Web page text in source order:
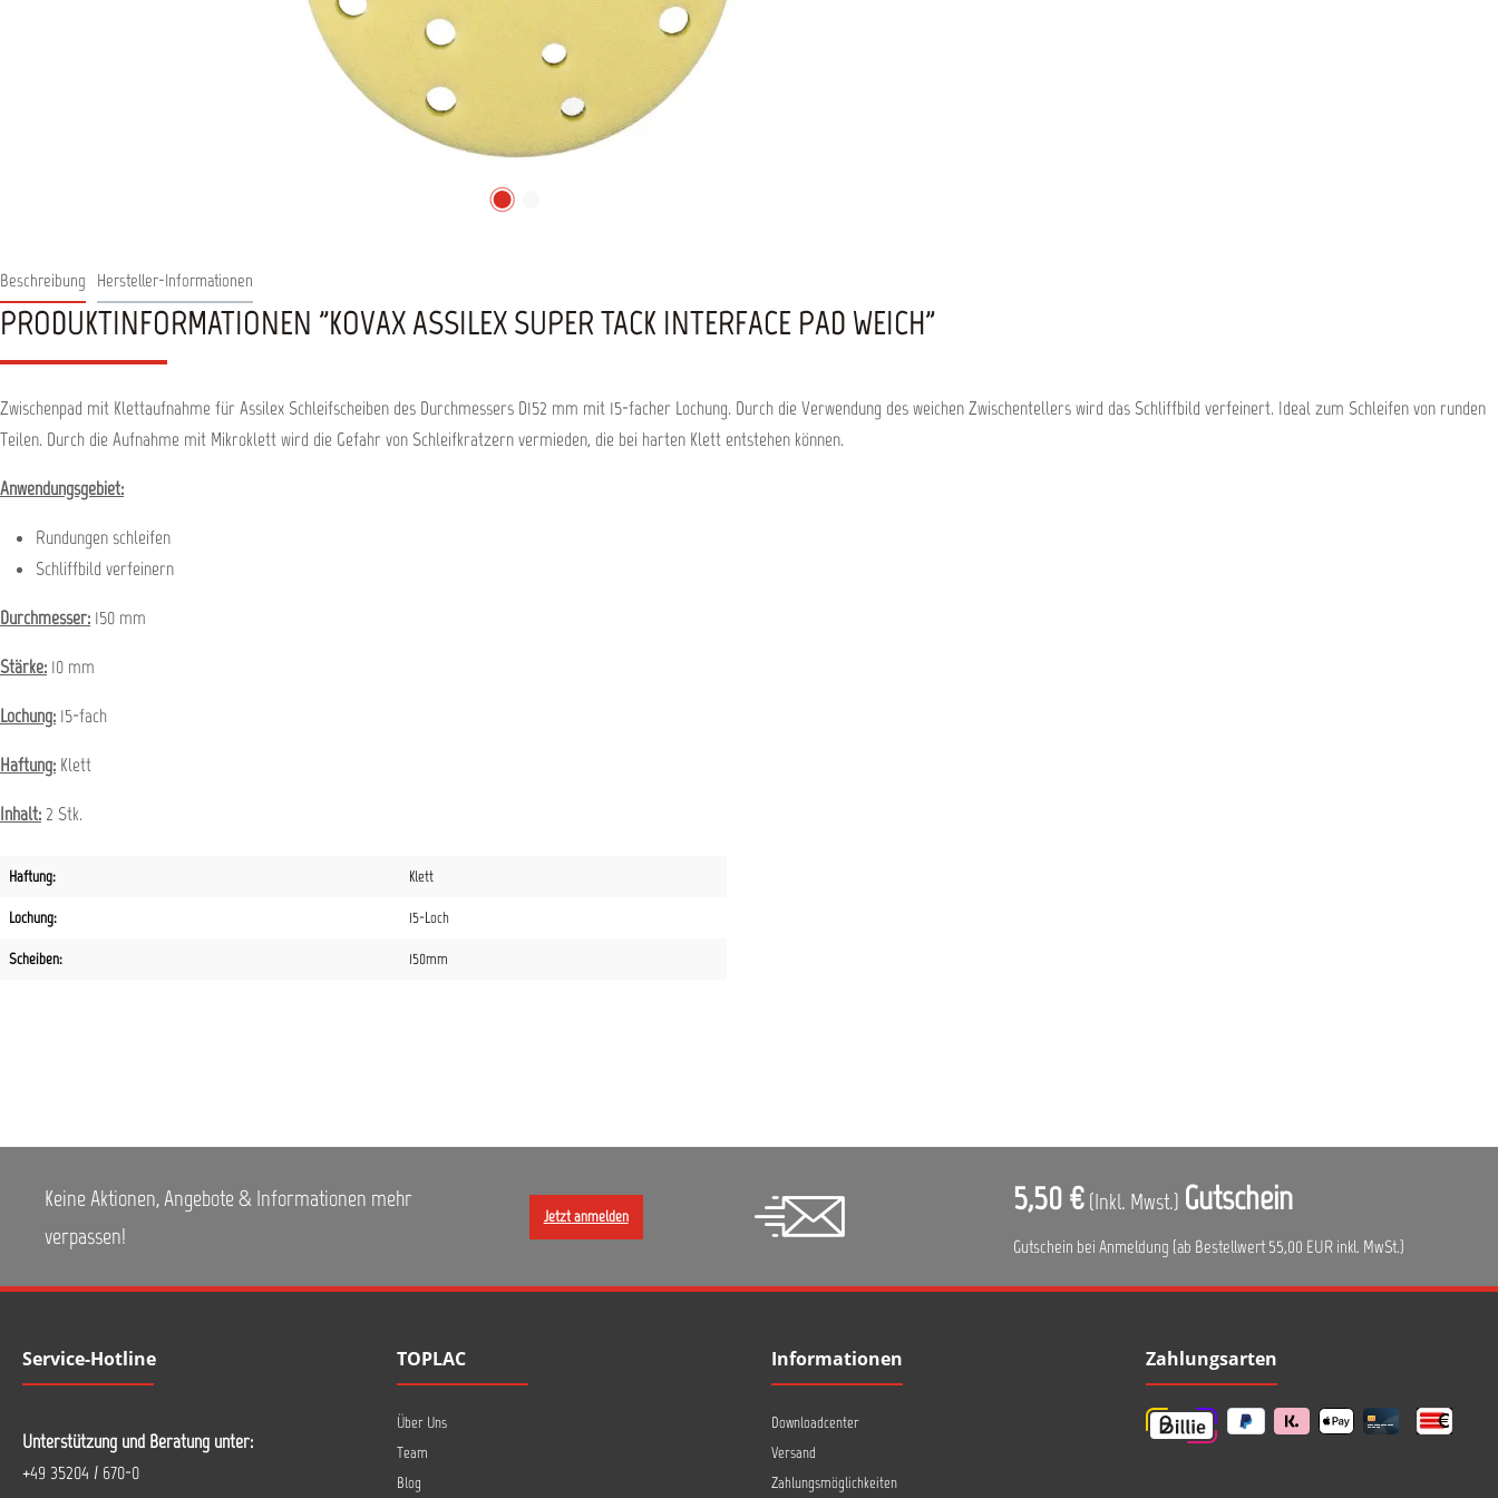
Beschreibung Hersteller-Informationen
PRODUKTINFORMATIONEN "KOVAX ASSILEX SUPER TACK INTERFACE PAD WEICH"
Zwischenpad mit Klettaufnahme für Assilex Schleifscheiben des Durchmessers D152 mm mit 15-facher Lochung. Durch die Verwendung des weichen Zwischentellers wird das Schliffbild verfeinert. Ideal zum Schleifen von runden
Teilen. Durch die Aufnahme mit Mikroklett wird die Gefahr von Schleifkratzern vermieden, die bei harten Klett entstehen können.
Anwendungsgebiet:
Rundungen schleifen
Schliffbild verfeinern
Durchmesser: 150 mm
Stärke: 10 mm
Lochung: 15-fach
Haftung: Klett
Inhalt: 2 Stk.
Haftung: Klett
Lochung: 15-Loch
Scheiben: 150mm
Keine Aktionen, Angebote & Informationen mehr
verpassen!
Jetzt anmelden 5,50 € (Inkl. Mwst.) Gutschein
Gutschein bei Anmeldung (ab Bestellwert 55,00 EUR inkl. MwSt.)
Service-Hotline
Unterstützung und Beratung unter:
+49 35204 / 670-0
TOPLAC
Über Uns
Team
Blog
Informationen
Downloadcenter
Versand
Zahlungsmöglichkeiten
Zahlungsarten